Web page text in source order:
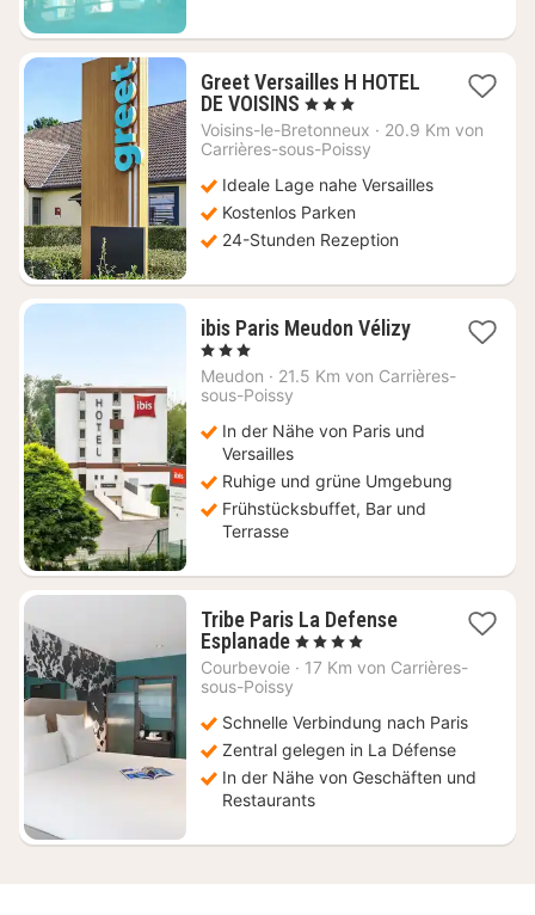
Greet Versailles H HOTEL
DE VOISINS 1
Nacht
ab
€
, 3 Sterne
Voisins-le-Bretonneux · 20.9 Km von
Carrières-sous-Poissy
Ideale Lage nahe Versailles
Kostenlos Parken
24-Stunden Rezeption
ibis Paris Meudon Vélizy1
ab
, 3 Sterne
Meudon · 21.5 Km von Carrières-
sous-Poissy
In der Nähe von Paris und
Versailles
Ruhige und grüne Umgebung
Frühstücksbuffet, Bar und
Terrasse
Tribe Paris La Defense
Esplanade1
Nacht
€
, 4 Sterne
Courbevoie · 17 Km von Carrières-
sous-Poissy
Schnelle Verbindung nach Paris
Zentral gelegen in La Défense
In der Nähe von Geschäften und
Restaurants